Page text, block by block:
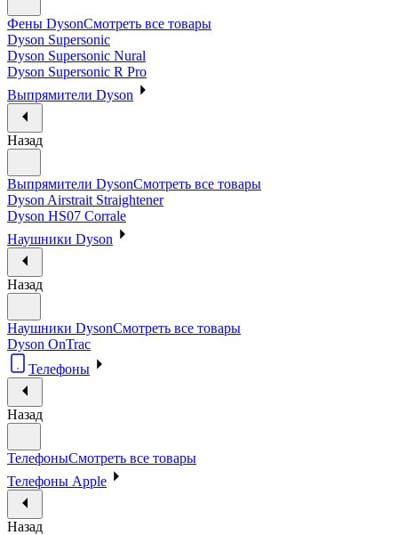
Фены DysonСмотреть все товары
Dyson Supersonic
Dyson Supersonic Nural
Dyson Supersonic R Pro
Выпрямители Dyson
Назад
Выпрямители DysonСмотреть все товары
Dyson Airstrait Straightener
Dyson HS07 Corrale
Наушники Dyson
Назад
Наушники DysonСмотреть все товары
Dyson OnTrac
Телефоны
Назад
ТелефоныСмотреть все товары
Телефоны Apple
Назад